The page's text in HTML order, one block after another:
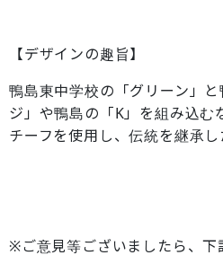
【デザインの趣旨】
鴨島東中学校の「グリーン」
ジ」や鴨島の「K」を組み込む
チーフを使用し、伝統を継承
※ご意見等ございましたら、下